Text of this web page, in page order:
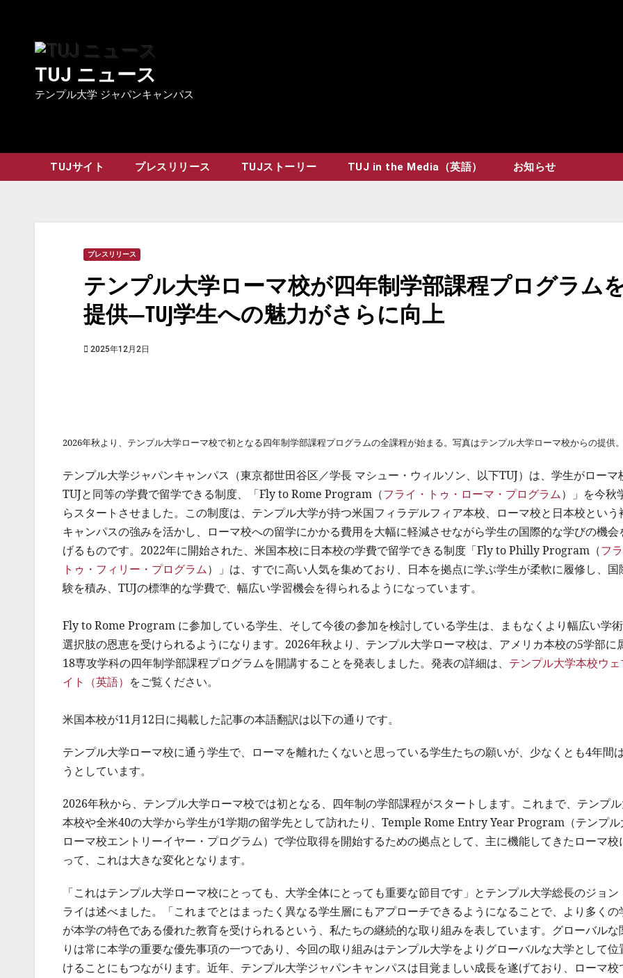
content
TUJ ニュース
テンプル大学 ジャパンキャンパス
TUJサイト プレスリリース TUJストーリー TUJ in the Media（英語） お知らせ
プレスリリース
テンプル大学ローマ校が四年制学部課程プログラム
提供―TUJ学生への魅力がさらに向上
2025年12月2日
2026年秋より、テンプル大学ローマ校で初となる四年制学部課程プログラムの全課程が始まる。写真はテンプル大学ローマ校からの提供
テンプル大学ジャパンキャンパス（東京都世田谷区／学長 マシュー・ウィルソン、以下TUJ）は、学生がローマ
TUJと同等の学費で留学できる制度、「Fly to Rome Program（フライ・トゥ・ローマ・プログラム）」を今秋
らスタートさせました。この制度は、テンプル大学が持つ米国フィラデルフィア本校、ローマ校と日本校という
キャンパスの強みを活かし、ローマ校への留学にかかる費用を大幅に軽減させながら学生の国際的な学びの機会
げるものです。2022年に開始された、米国本校に日本校の学費で留学できる制度「Fly to Philly Program（フ
トゥ・フィリー・プログラム）」は、すでに高い人気を集めており、日本を拠点に学ぶ学生が柔軟に履修し、国
験を積み、TUJの標準的な学費で、幅広い学習機会を得られるようになっています。
Fly to Rome Program に参加している学生、そして今後の参加を検討している学生は、まもなくより幅広い学
選択肢の恩恵を受けられるようになります。2026年秋より、テンプル大学ローマ校は、アメリカ本校の5学部に
18専攻学科の四年制学部課程プログラムを開講することを発表しました。発表の詳細は、 テンプル大学本校ウ
イト（英語） をご覧ください。
米国本校が11月12日に掲載した記事の本語翻訳は以下の通りです。
テンプル大学ローマ校に通う学生で、ローマを離れたくないと思っている学生たちの願いが、少なくとも4年間
うとしています。
2026年秋から、テンプル大学ローマ校では初となる、四年制の学部課程がスタートします。これまで、テンプ
本校や全米40の大学から学生が1学期の留学先として訪れたり、Temple Rome Entry Year Program（テンプル
ローマ校エントリーイヤー・プログラム）で学位取得を開始するための拠点として、主に機能してきたローマ校
って、これは大きな変化となります。
「これはテンプル大学ローマ校にとっても、大学全体にとっても重要な節目です」とテンプル大学総長のジョン
ライは述べました。「これまでとはまったく異なる学生層にもアプローチできるようになることで、より多くの
が本学の特色である優れた教育を受けられるという、私たちの継続的な取り組みを表しています。グローバルな
りは常に本学の重要な優先事項の一つであり、今回の取り組みはテンプル大学をよりグローバルな大学として位
けることにもつながります。近年、テンプル大学ジャパンキャンパスは目覚ましい成長を遂げており、ローマ校